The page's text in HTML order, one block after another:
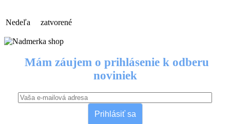
Nedeľa zatvorené
Mám záujem o prihlásenie k odberu
noviniek
Prihlásiť sa